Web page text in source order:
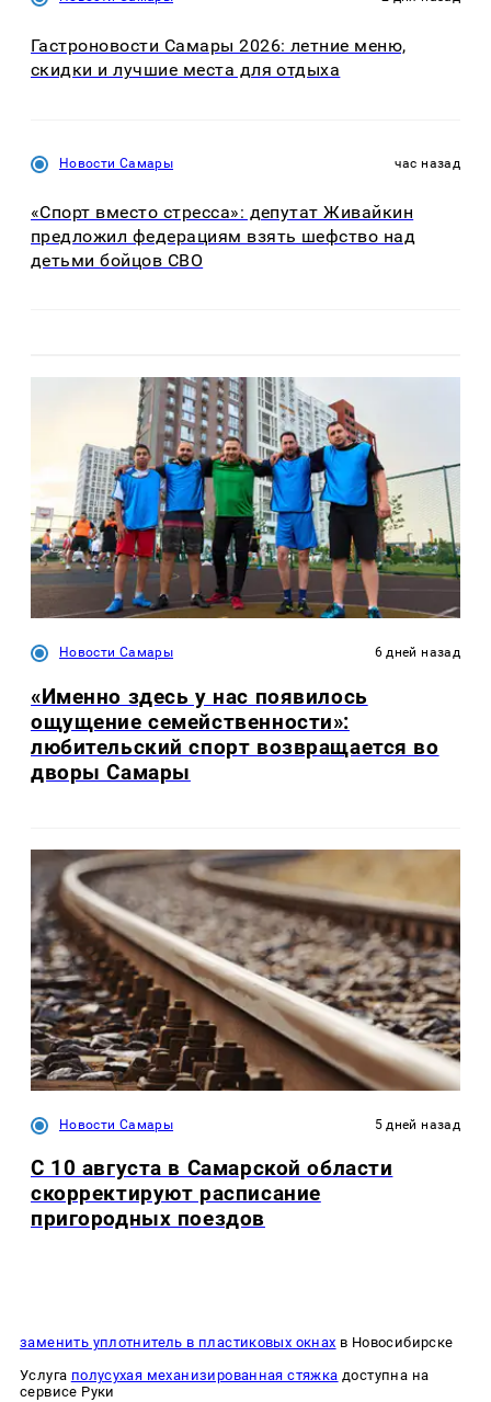
Гастроновости Самары 2026: летние меню,
скидки и лучшие места для отдыха
Новости Самары час назад
«Спорт вместо стресса»: депутат Живайкин
предложил федерациям взять шефство над
детьми бойцов СВО
Новости Самары 6 дней назад
«Именно здесь у нас появилось
ощущение семейственности»:
любительский спорт возвращается во
дворы Самары
Новости Самары 5 дней назад
С 10 августа в Самарской области
скорректируют расписание
пригородных поездов
заменить уплотнитель в пластиковых окнах в Новосибирске
Услуга полусухая механизированная стяжка доступна на
сервисе Руки